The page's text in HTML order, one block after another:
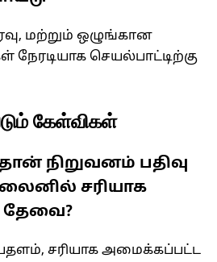
மற்றும் ஒழுங்கான
செயல்பாட்டிற்கு
கேள்விகள்
நிறுவனம் பதிவு
சரியாக
சரியாக அமைக்கப்பட்ட